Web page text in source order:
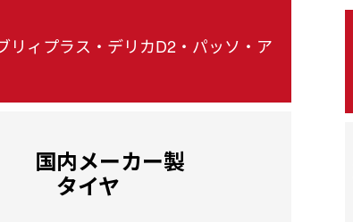
リィプラス・デリカD2・パッソ・ア
国内メーカー製
タイヤ